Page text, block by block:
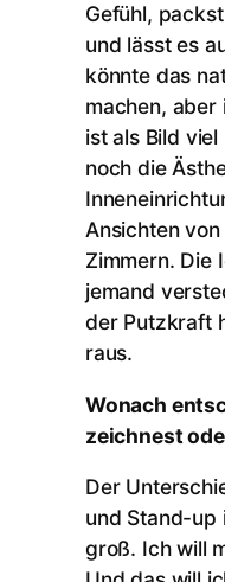
Gefühl,
und lässt es
könnte das
machen, aber
ist als Bild
noch die
Ansichten
Zimmern. Die
jemand
der Putzkraft
raus.
Wonach
zeichnest
Der
und Stand-up
groß. Ich will